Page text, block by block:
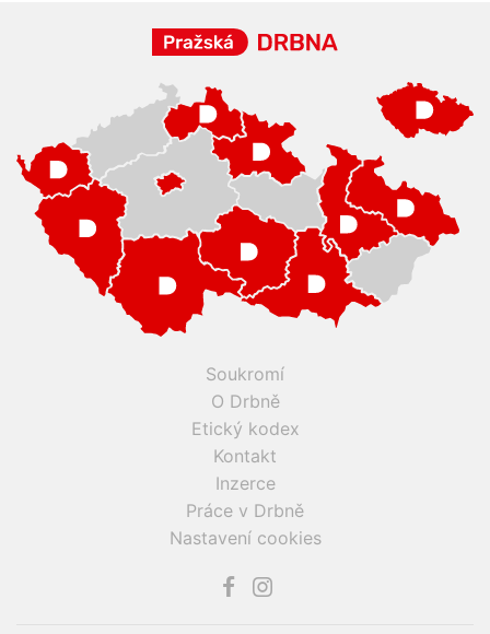
Soukromí
O Drbně
Etický kodex
Kontakt
Inzerce
Práce v Drbně
Nastavení cookies